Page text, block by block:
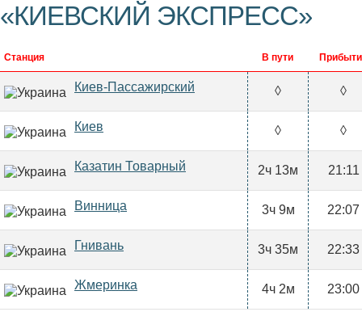
«КИЕВСКИЙ ЭКСПРЕСС»
Станция В пути
Киев-Пассажирский ◊ ◊
Киев ◊ ◊
Казатин Товарный 2ч 13м 21:11
Винница 3ч 9м 22:07
Гнивань 3ч 35м 22:33
Жмеринка 4ч 2м 23:00